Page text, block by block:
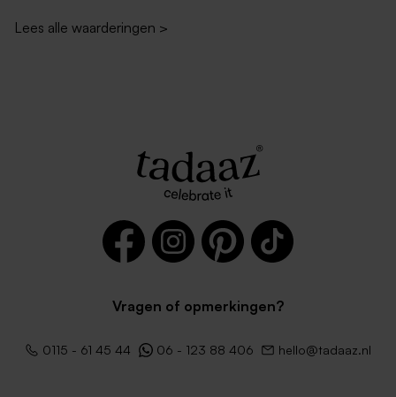
Lees alle waarderingen >
Vragen of opmerkingen?
0115 - 61 45 44 06 - 123 88 406 hello@tadaaz.nl